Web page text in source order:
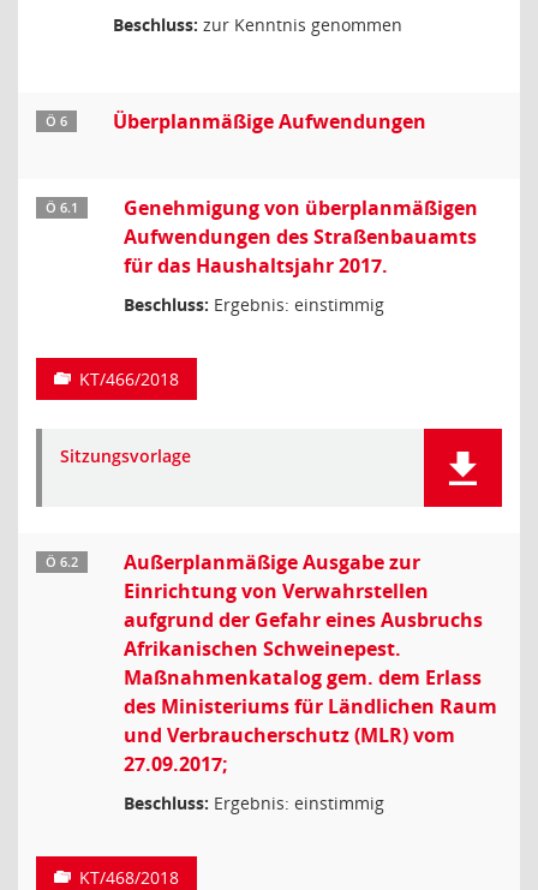
Beschluss: zur Kenntnis genommen
Ö 6 Überplanmäßige Aufwendungen
Ö 6.1
Genehmigung von überplanmäßigen
Aufwendungen des Straßenbauamts
für das Haushaltsjahr 2017.
Beschluss: Ergebnis: einstimmig
KT/466/2018
Sitzungsvorlage
Ö 6.2
Außerplanmäßige Ausgabe zur
Einrichtung von Verwahrstellen
aufgrund der Gefahr eines Ausbruchs
Afrikanischen Schweinepest.
Maßnahmenkatalog gem. dem Erlass
des Ministeriums für Ländlichen Raum
und Verbraucherschutz (MLR) vom
27.09.2017;
Beschluss: Ergebnis: einstimmig
KT/468/2018